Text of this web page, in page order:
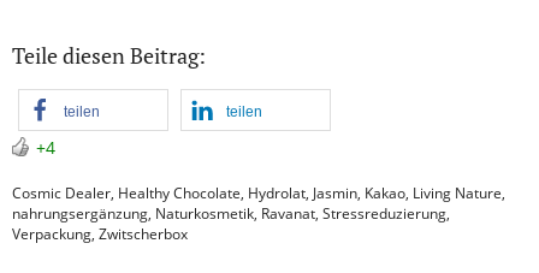
Teile diesen Beitrag:
teilen teilen
+4
Cosmic Dealer, Healthy Chocolate, Hydrolat, Jasmin, Kakao, Living Nature,
nahrungsergänzung, Naturkosmetik, Ravanat, Stressreduzierung,
Verpackung, Zwitscherbox